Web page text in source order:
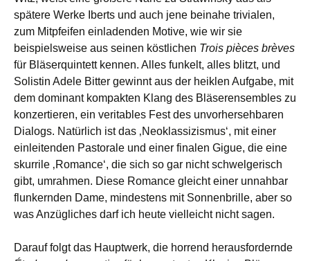
spätere Werke Iberts und auch jene beinahe trivialen,
zum Mitpfeifen einladenden Motive, wie wir sie
beispielsweise aus seinen köstlichen Trois pièces brèves
für Bläserquintett kennen. Alles funkelt, alles blitzt, und
Solistin Adele Bitter gewinnt aus der heiklen Aufgabe, mit
dem dominant kompakten Klang des Bläserensembles zu
konzertieren, ein veritables Fest des unvorhersehbaren
Dialogs. Natürlich ist das ‚Neoklassizismus‘, mit einer
einleitenden Pastorale und einer finalen Gigue, die eine
skurrile ‚Romance‘, die sich so gar nicht schwelgerisch
gibt, umrahmen. Diese Romance gleicht einer unnahbar
flunkernden Dame, mindestens mit Sonnenbrille, aber so
was Anzügliches darf ich heute vielleicht nicht sagen.
Darauf folgt das Hauptwerk, die horrend herausfordernde